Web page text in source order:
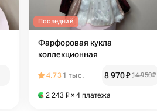
Последний
Фарфоровая кукла
коллекционная
4.73 1 тыс. 8 970₽ 14 950₽
2 243 ₽ × 4 платежа